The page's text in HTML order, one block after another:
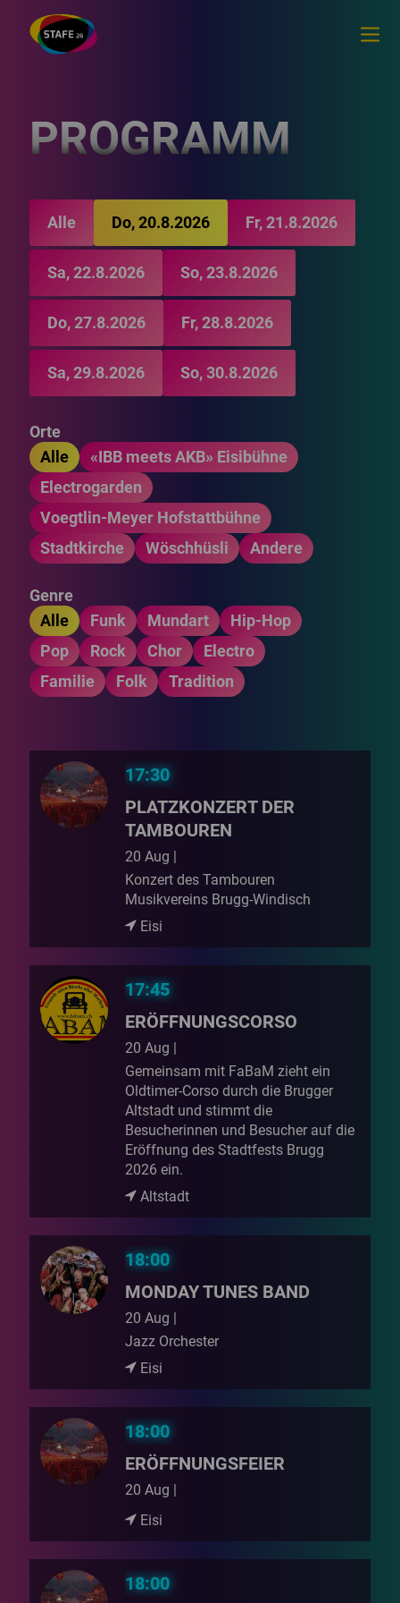
PROGRAMM
Alle Do, 20.8.2026 Fr, 21.8.2026
Sa, 22.8.2026 So, 23.8.2026
Do, 27.8.2026 Fr, 28.8.2026
Sa, 29.8.2026 So, 30.8.2026
Orte
Alle
«IBB meets AKB» Eisibühne
Electrogarden
Voegtlin-Meyer Hofstattbühne
Stadtkirche
Wöschhüsli Andere
Genre
Alle
Funk Mundart
Hip-Hop
Pop
Rock Chor
Electro
Familie
Folk Tradition
17:30
PLATZKONZERT DER
TAMBOUREN
20 Aug |
Konzert des Tambouren
Musikvereins Brugg-Windisch
Eisi
17:45
ERÖFFNUNGSCORSO
20 Aug |
Gemeinsam mit FaBaM zieht ein
Oldtimer-Corso durch die Brugger
Altstadt und stimmt die
Besucherinnen und Besucher auf die
Eröffnung des Stadtfests Brugg
2026 ein.
Altstadt
18:00
MONDAY TUNES BAND
20 Aug |
Jazz Orchester
Eisi
18:00
ERÖFFNUNGSFEIER
20 Aug |
Eisi
18:00